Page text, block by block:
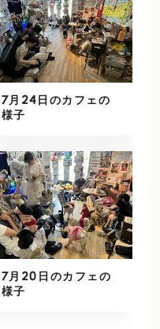
7月24日のカフェの
様子
7月20日のカフェの
様子